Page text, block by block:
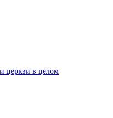
церкви в целом